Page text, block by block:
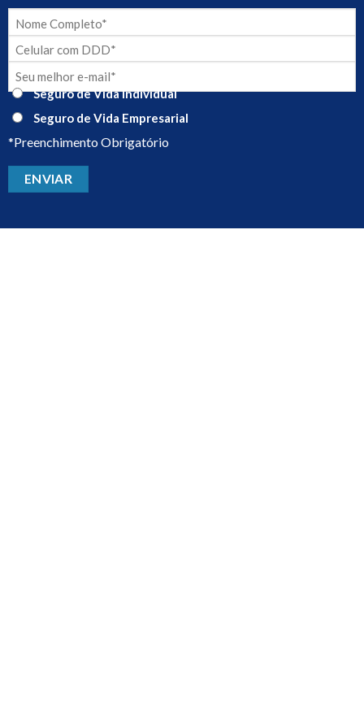
Seguro de Vida Individual
Seguro de Vida Empresarial
*Preenchimento Obrigatório